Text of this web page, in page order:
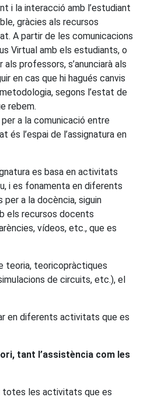
i la interacció amb l’estudiant
gràcies als recursos
A partir de les comunicacions
Virtual amb els estudiants, o
professors, s’anunciarà als
en cas que hi hagués canvis
segons l’estat de
rebem.
a la comunicació entre
és l’espai de l’assignatura en
es basa en activitats
i es fonamenta en diferents
per a la docència, siguin
els recursos docents
vídeos, etc., que es
teoria, teoricopràctiques
de circuits, etc.), el
en diferents activitats que es
tant l’assistència com les
totes les activitats que es